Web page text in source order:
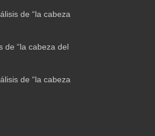
de “la cabeza
de “la cabeza del
de “la cabeza